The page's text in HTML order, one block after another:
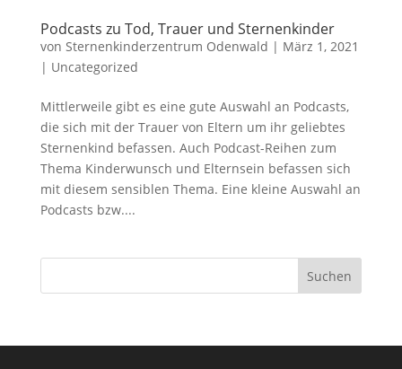
Podcasts zu Tod, Trauer und Sternenkinder
von Sternenkinderzentrum Odenwald | März 1, 2021
| Uncategorized
Mittlerweile gibt es eine gute Auswahl an Podcasts,
die sich mit der Trauer von Eltern um ihr geliebtes
Sternenkind befassen. Auch Podcast-Reihen zum
Thema Kinderwunsch und Elternsein befassen sich
mit diesem sensiblen Thema. Eine kleine Auswahl an
Podcasts bzw....